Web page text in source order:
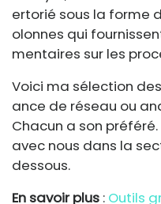
ertorié sous la forme
olonnes qui
mentaires sur les
Voici ma sélection
ance de réseau ou
Chacun a son
avec nous dans la
dessous.
En savoir plus : Outils